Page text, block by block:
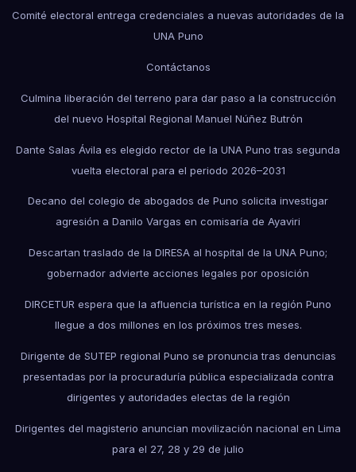
Comité electoral entrega credenciales a nuevas autoridades de la
UNA Puno
Contáctanos
Culmina liberación del terreno para dar paso a la construcción
del nuevo Hospital Regional Manuel Núñez Butrón
Dante Salas Ávila es elegido rector de la UNA Puno tras segunda
vuelta electoral para el periodo 2026–2031
Decano del colegio de abogados de Puno solicita investigar
agresión a Danilo Vargas en comisaría de Ayaviri
Descartan traslado de la DIRESA al hospital de la UNA Puno;
gobernador advierte acciones legales por oposición
DIRCETUR espera que la afluencia turística en la región Puno
llegue a dos millones en los próximos tres meses.
Dirigente de SUTEP regional Puno se pronuncia tras denuncias
presentadas por la procuraduría pública especializada contra
dirigentes y autoridades electas de la región
Dirigentes del magisterio anuncian movilización nacional en Lima
para el 27, 28 y 29 de julio